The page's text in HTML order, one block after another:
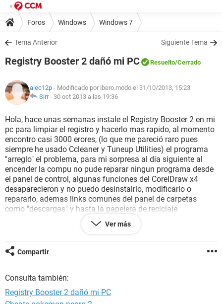
Foros Windows Windows 7
Tema Anterior Siguiente Tema
Registry Booster 2 dañó mi PC Resuelto/Cerrado
alec12p - Modificado por ibero.modo el 31/10/2013, 15:23
Sirr- 30 oct 2013 a las 19:36
Hola, hace unas semanas instale el Registry Booster 2 en mi
pc para limpiar el registro y hacerlo mas rapido, al momento
encontro casi 3000 erores, (lo que me pareció raro pues
siempre he usado Ccleaner y Tuneup Utilities) el programa
"arreglo" el problema, para mi sorpresa al dia siguiente al
encender la compu no pude reparar ningun programa desde
el panel de control, algunas funciones del CorelDraw x4
desaparecieron y no puedo desinstalrlo, modificarlo o
repararlo, ademas links comunes del panel de carpetas
como "descargas" y hasta la papelera de reciclaje
desaparecieron, el internet explorer no funciona y hasta el
reproductor de windows media dejo de abrir, no emiten
sirve y alguien me puede ayudar, tengo Win 7 64x Ultimate. (
Ah! y no puedo ver las propiedades de algunas carpetas, no
sale nada o la ruta que use, tampoco sale ventana alguna ni
advertencias). y por MODO SEGURO tampoco funciona.
Ver más
Compartir
Consulta también:
Registry Booster 2 dañó mi PC